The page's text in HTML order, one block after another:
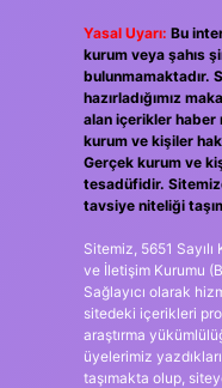
Yasal Uyarı: Bu
kurum veya şahıs
bulunmamaktadır.
hazırladığımız
alan içerikler haber
kurum ve kişiler
Gerçek kurum ve
tesadüfidir.
tavsiye niteliği
Sitemiz, 5651
ve İletişim Kurumu
Sağlayıcı olarak
sitedeki içerikleri
araştırma
üyelerimiz
taşımakta olup,